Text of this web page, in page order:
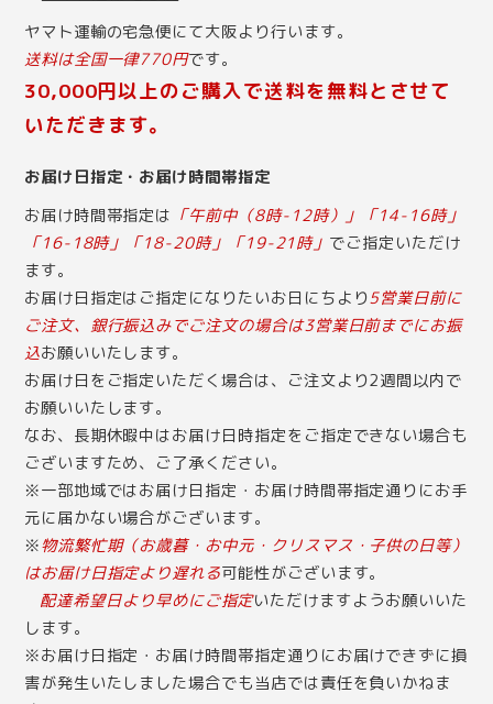
ヤマト運輸の宅急便にて大阪より行います。
送料は全国一律770円です。
30,000円以上のご購入で送料を無料とさせて
いただきます。
お届け日指定・お届け時間帯指定
お届け時間帯指定は 「午前中（8時-12時）」「14-16時」
「16-18時」「18-20時」「19-21時」 でご指定いただけ
ます。
お届け日指定はご指定になりたいお日にちより5営業日前に
ご注文、銀行振込みでご注文の場合は3営業日前までにお振
込お願いいたします。
お届け日をご指定いただく場合は、ご注文より2週間以内で
お願いいたします。
なお、長期休暇中はお届け日時指定をご指定できない場合も
ございますため、ご了承ください。
※一部地域ではお届け日指定・お届け時間帯指定通りにお手
元に届かない場合がございます。
※物流繁忙期（お歳暮・お中元・クリスマス・子供の日等）
はお届け日指定より遅れる可能性がございます。
配達希望日より早めにご指定いただけますようお願いいた
します。
※お届け日指定・お届け時間帯指定通りにお届けできずに損
害が発生いたしました場合でも当店では責任を負いかねま